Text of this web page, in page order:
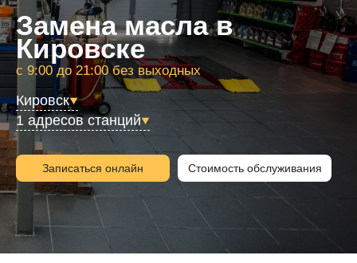
Замена масла в
Кировске
с 9:00 до 21:00 без выходных
Кировск
1 адресов станций
Записаться онлайн Стоимость обслуживания